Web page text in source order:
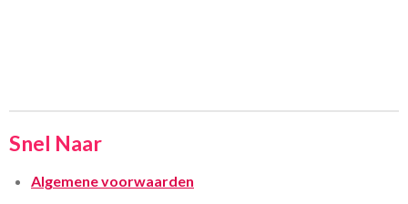
Snel Naar
Algemene voorwaarden